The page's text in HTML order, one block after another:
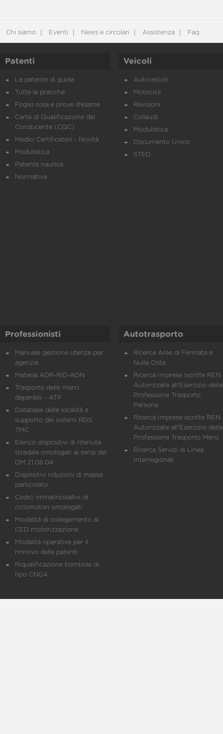
Chi siamo Eventi News e circolari Assistenza Faq
Patenti
La patente di guida
Tutte le pratiche
Foglio rosa e prove d’esame
Carta di Qualificazione del
Conducente (CQC)
Medici Certificatori - Novità
Modulistica
Patente nautica
Normativa
Veicoli
Autoveicoli
Motocicli
Revisioni
Collaudi
Modulistica
Documento Unico
STED
Professionisti
Manuale gestione utenze per
agenzie
Materia ADR-RID-ADN
Trasporto delle merci
deperibili - ATP
Database delle località a
supporto dei sistemi RDS
TMC
Elenco dispositivi di ritenuta
stradale omologati ai sensi del
DM 21.06.04
Dispositivi riduzioni di massa
particolato
Codici immatricolativi di
ciclomotori omologati
Modalità di collegamento al
CED motorizzazione
Modalità operative per il
rinnovo delle patenti
Riqualificazione bombole di
tipo CNG4
Autotrasporto
Ricerca Aree di Fermata e
Nulla Osta
Ricerca Imprese Iscritte REN
Autorizzate all'Esercizio della
Professione Trasporto
Persone
Ricerca Imprese iscritte REN
Autorizzate all'Esercizio della
Professione Trasporto Merci
Ricerca Servizi di Linea
Interregionali